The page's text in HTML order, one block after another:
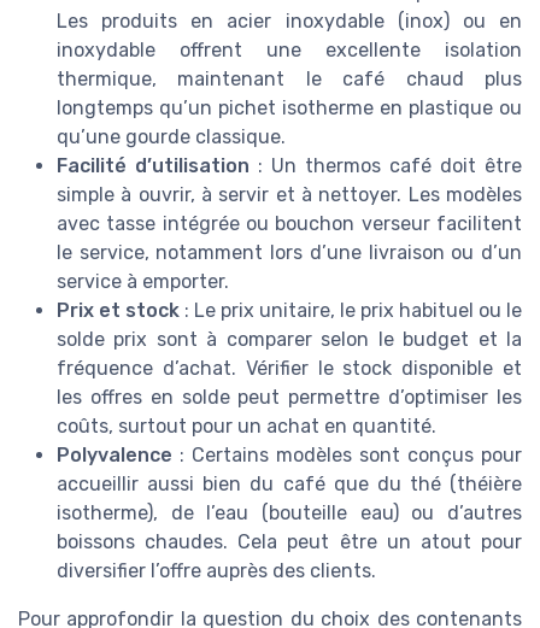
Les produits en acier inoxydable (inox) ou en
inoxydable offrent une excellente isolation
thermique, maintenant le café chaud plus
longtemps qu’un pichet isotherme en plastique ou
qu’une gourde classique.
Facilité d’utilisation : Un thermos café doit être
simple à ouvrir, à servir et à nettoyer. Les modèles
avec tasse intégrée ou bouchon verseur facilitent
le service, notamment lors d’une livraison ou d’un
service à emporter.
Prix et stock : Le prix unitaire, le prix habituel ou le
solde prix sont à comparer selon le budget et la
fréquence d’achat. Vérifier le stock disponible et
les offres en solde peut permettre d’optimiser les
coûts, surtout pour un achat en quantité.
Polyvalence : Certains modèles sont conçus pour
accueillir aussi bien du café que du thé (théière
isotherme), de l’eau (bouteille eau) ou d’autres
boissons chaudes. Cela peut être un atout pour
diversifier l’offre auprès des clients.
Pour approfondir la question du choix des contenants